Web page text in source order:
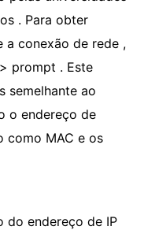
. Para obter
a conexão de rede ,
prompt . Este
semelhante ao
o endereço de
como MAC e os
do endereço de IP